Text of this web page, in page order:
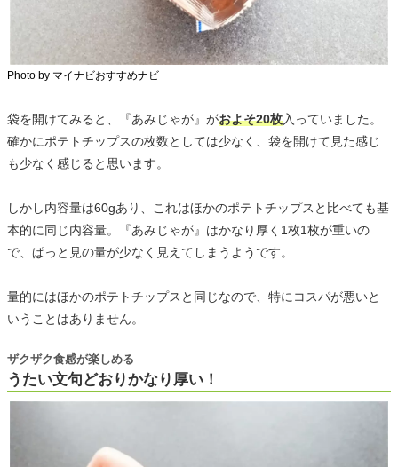
Photo by マイナビおすすめナビ
袋を開けてみると、『あみじゃが』がおよそ20枚入っていました。
確かにポテトチップスの枚数としては少なく、袋を開けて見た感じ
も少なく感じると思います。
しかし内容量は60gあり、これはほかのポテトチップスと比べても基
本的に同じ内容量。『あみじゃが』はかなり厚く1枚1枚が重いの
で、ぱっと見の量が少なく見えてしまうようです。
量的にはほかのポテトチップスと同じなので、特にコスパが悪いと
いうことはありません。
うたい文句どおりかなり厚い！
ザクザク食感が楽しめる